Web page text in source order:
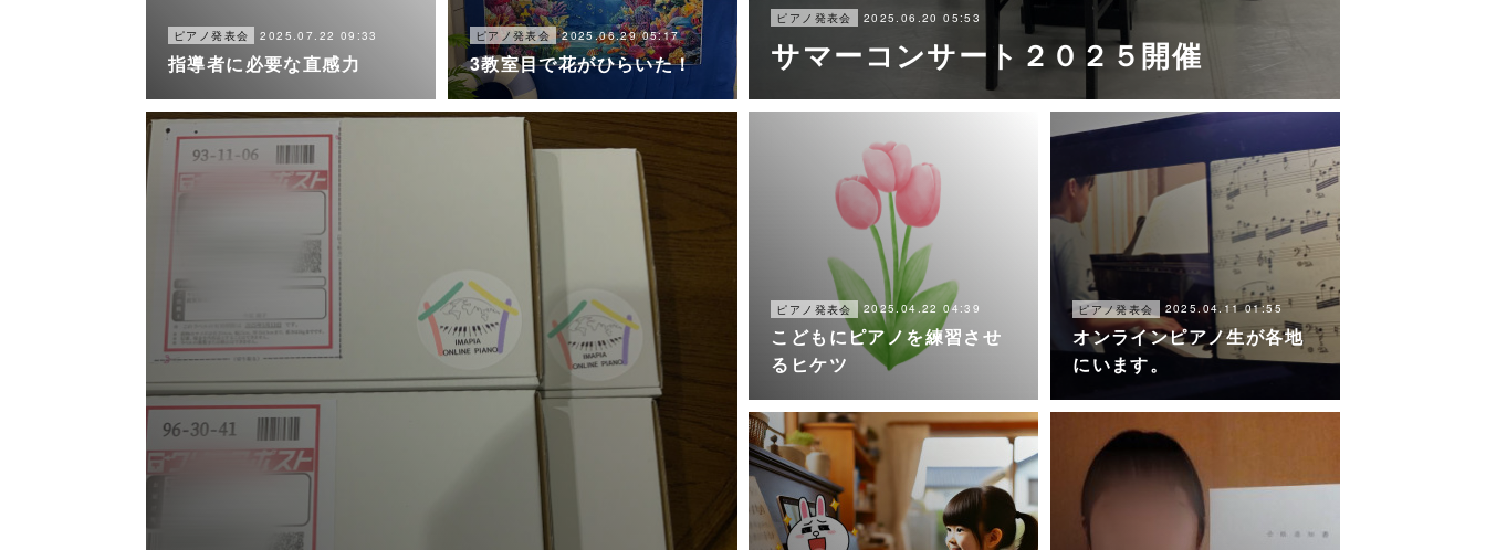
ピアノ発表会 2025.07.22 09:33
指導者に必要な直感力
ピアノ発表会 2025.06.29 05:17
3教室目で花がひらいた！
ピアノ発表会 2025.06.20 05:53
サマーコンサート２０２５開催
ピアノ発表会 2025.04.22 04:39
こどもにピアノを練習させ
るヒケツ
ピアノ発表会 2025.04.11 01:55
オンラインピアノ生が各地
にいます。